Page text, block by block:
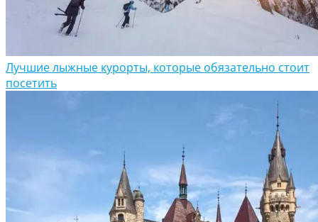
Лучшие лыжные курорты, которые обязательно стоит
посетить